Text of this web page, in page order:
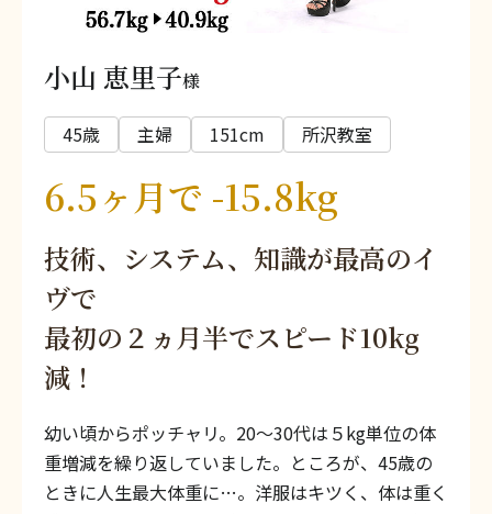
小山 恵里子様
45歳 主婦 151cm 所沢教室
6.5ヶ月で -15.8kg
技術、システム、知識が最高のイ
ヴで
最初の２ヵ月半でスピード10kg
減！
幼い頃からポッチャリ。20〜30代は５kg単位の体
重増減を繰り返していました。ところが、45歳の
ときに人生最大体重に…。洋服はキツく、体は重く